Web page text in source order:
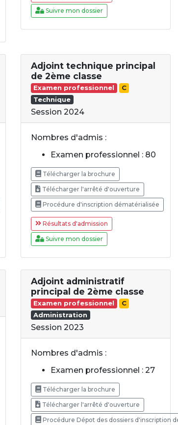
Suivre mon dossier
Adjoint technique principal
de 2ème classe
Examen professionnel
C
Technique
Session 2024
Nombres d'admis :
Examen professionnel : 80
Télécharger la brochure
Télécharger l'arrêté d'ouverture
Procédure d'inscription dématérialisée
Résultats d'admission
Suivre mon dossier
Adjoint administratif
principal de 2ème classe
Examen professionnel
C
Administration
Session 2023
Nombres d'admis :
Examen professionnel : 27
Télécharger la brochure
Télécharger l'arrêté d'ouverture
Procédure Dépot des dossiers d'inscription